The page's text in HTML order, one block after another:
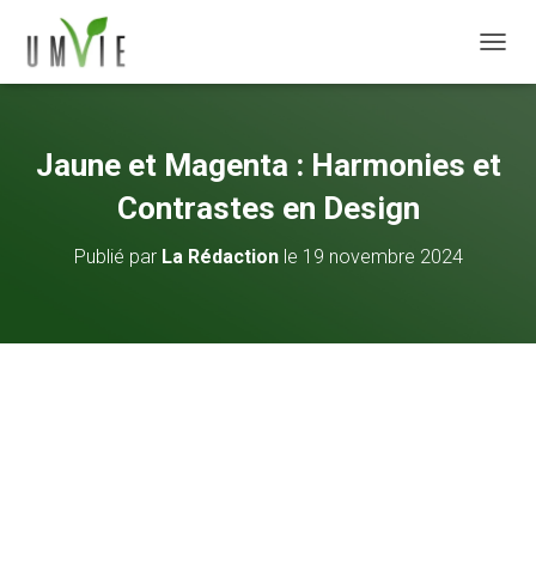
Jaune et Magenta : Harmonies et
Contrastes en Design
Publié par La Rédactionle 19 novembre 2024